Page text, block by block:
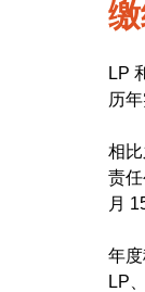
LP
历
相
责
月
年
LP